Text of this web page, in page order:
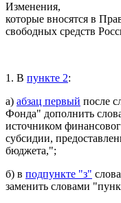
Изменения,
которые вносятся в
свободных средств
1. В пункте 2:
а) абзац первый после
Фонда" дополнить
источником
субсидии,
бюджета,";
б) в подпункте "з"
заменить словами